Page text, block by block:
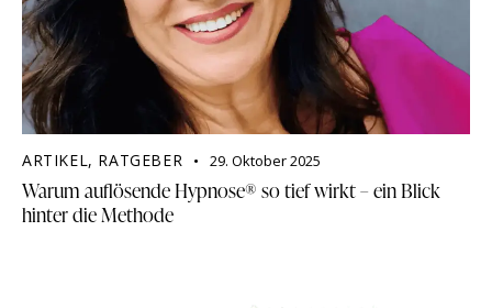
ARTIKEL, RATGEBER 29. Oktober 2025
Warum auflösende Hypnose® so tief wirkt – ein Blick
hinter die Methode